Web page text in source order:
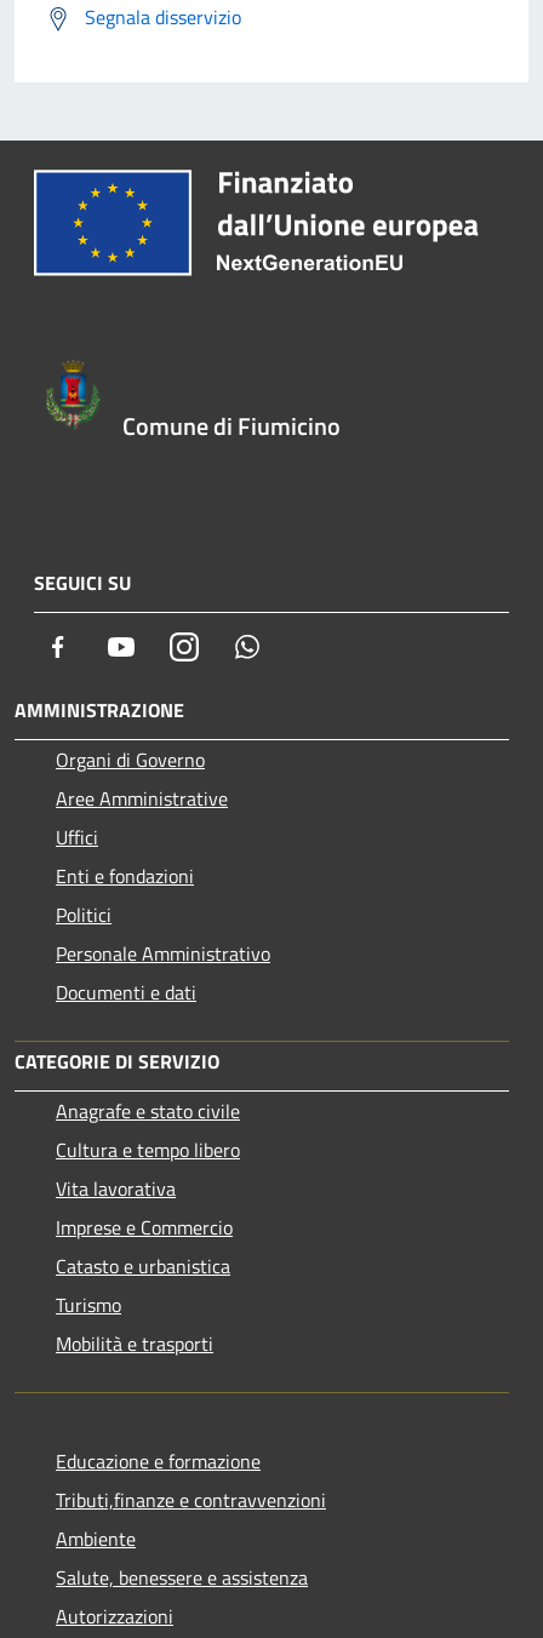
Segnala disservizio
Comune di Fiumicino
SEGUICI SU
Facebook YoutubeInstagram
AMMINISTRAZIONE
Organi di Governo
Aree Amministrative
Uffici
Enti e fondazioni
Politici
Personale Amministrativo
Documenti e dati
CATEGORIE DI SERVIZIO
Anagrafe e stato civile
Cultura e tempo libero
Vita lavorativa
Imprese e Commercio
Catasto e urbanistica
Turismo
Mobilità e trasporti
Educazione e formazione
Tributi,finanze e contravvenzioni
Ambiente
Salute, benessere e assistenza
Autorizzazioni